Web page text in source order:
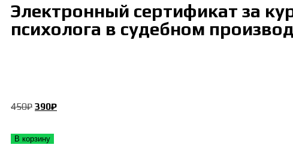
Электронный сертификат за
психолога в судебном
450₽ 390₽
В корзину